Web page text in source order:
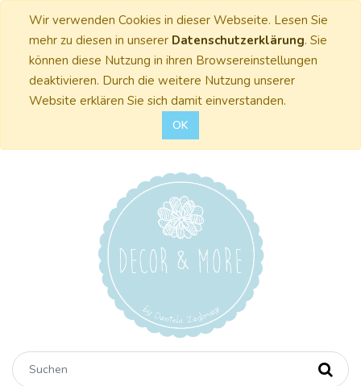
Wir verwenden Cookies in dieser Webseite. Lesen Sie
mehr zu diesen in unserer Datenschutzerklärung. Sie
können diese Nutzung in ihren Browsereinstellungen
deaktivieren. Durch die weitere Nutzung unserer
Website erklären Sie sich damit einverstanden.
OK